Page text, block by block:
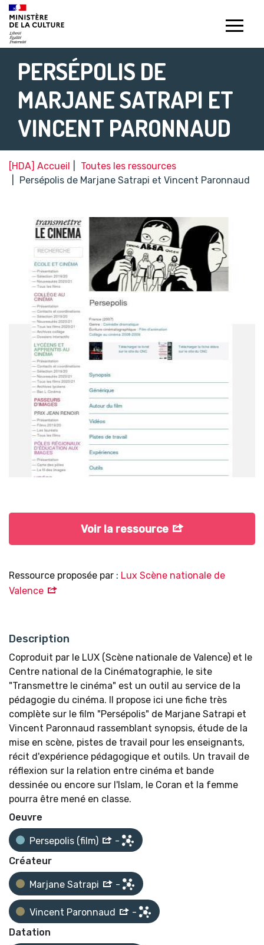
PERSÉPOLIS DE
MARJANE SATRAPI ET
VINCENT PARONNAUD
[HDA] Accueil
Toutes les ressources
Persépolis de Marjane Satrapi et Vincent Paronnaud
Ressource proposée par : Lux Scène nationale de
Valence
Description
Coproduit par le LUX (Scène nationale de Valence) et le
Centre national de la Cinématographie, le site
"Transmettre le cinéma" est un outil au service de la
pédagogie du cinéma. Il propose ici une fiche très
complète sur le film "Persépolis" de Marjane Satrapi et
Vincent Paronnaud rassemblant synopsis, étude de la
mise en scène, pistes de travail pour les enseignants,
récit d'expérience pédagogique et outils. Un travail de
réflexion sur la relation entre cinéma et bande
dessinée ou encore sur l'Islam, le Coran et la femme
pourra être mené en classe.
Voir la ressource
Oeuvre
Persepolis (film)
-
Créateur
Marjane Satrapi -
Vincent Paronnaud
-
Datation
Gestion de vos préférences sur les témoins de connexion